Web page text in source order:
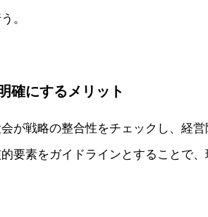
。
確にするメリット
が戦略の整合性をチェックし、経営
要素をガイドラインとすることで